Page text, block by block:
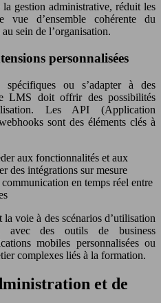
gestion administrative, réduit les
vue d’ensemble cohérente du
sein de l’organisation.
personnalisées
ou s’adapter à des
LMS doit offrir des possibilités
Les API (Application
sont des éléments clés à
aux fonctionnalités et aux
des intégrations sur mesure
en temps réel entre
voie à des scénarios d’utilisation
avec des outils de business
mobiles personnalisées ou
complexes liés à la formation.
et de